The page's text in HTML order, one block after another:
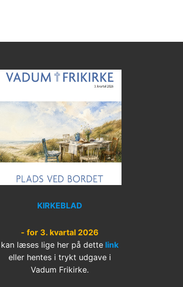
KIRKEBLAD
- for 3. kvartal 2026
kan læses lige her på dette link
eller hentes i trykt udgave i
Vadum Frikirke.